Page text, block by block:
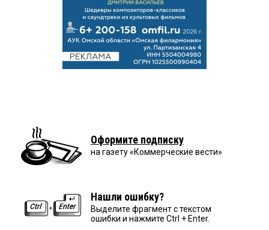
Оформите подписку
на газету «Коммерческие вести»
Нашли ошибку?
Выделите фрагмент с текстом
ошибки и нажмите Ctrl + Enter.